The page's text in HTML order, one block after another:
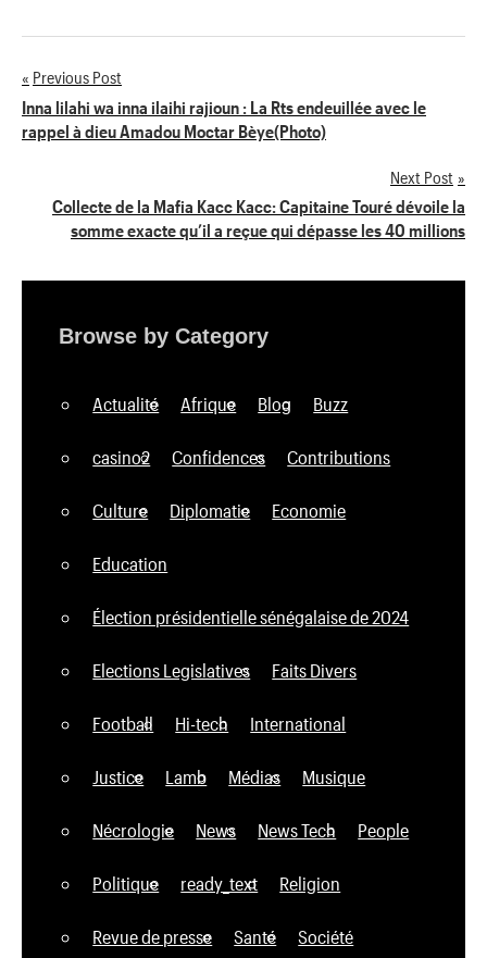
Navigation
de
Previous Post
Inna lilahi wa inna ilaihi rajioun : La Rts endeuillée avec le
rappel à dieu Amadou Moctar Bèye(Photo)
Next Post
Collecte de la Mafia Kacc Kacc: Capitaine Touré dévoile la
somme exacte qu’il a reçue qui dépasse les 40 millions
Browse by Category
Actualité Afrique Blog Buzz
casino2 Confidences Contributions
Culture Diplomatie Economie
Education
Élection présidentielle sénégalaise de 2024
Elections Legislatives Faits Divers
Football Hi-tech International
Justice Lamb Médias Musique
Nécrologie News News Tech People
Politique ready_text Religion
Revue de presse Santé Société